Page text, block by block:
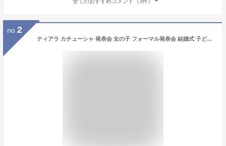
no. 2
ティアラ カチューシャ 発表会 女の子 フォーマル発表会 結婚式 子ども キッズ パーティー 入学式 ピアノ 演出 パール ヘア飾り 髪飾り ヘアアクセサリー アクセサリー ウェディング 可愛い プリンス